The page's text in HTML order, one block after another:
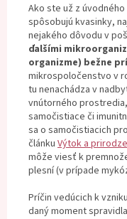
Ako ste už z
spôsobujú kvasinky,
nejakého dôvodu v
ďalšími
organizme) bežne
mikrospoločenstvo v
tu nenachádza v
vnútorného
samočistiace či
sa o samočistiacich
článku Výtok a
môže viesť k
plesní (v prípade
Príčin vedúcich k
daný moment